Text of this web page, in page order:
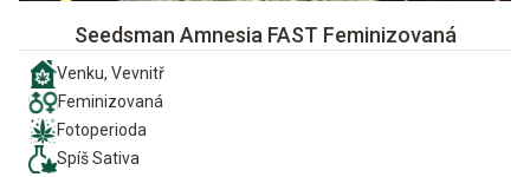
Seedsman Amnesia FAST Feminizovaná
Venku, Vevnitř
Feminizovaná
Fotoperioda
Spíš Sativa